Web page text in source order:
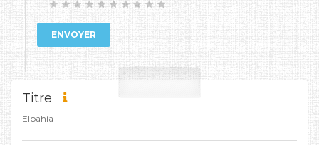
ENVOYER
Titre
Elbahia